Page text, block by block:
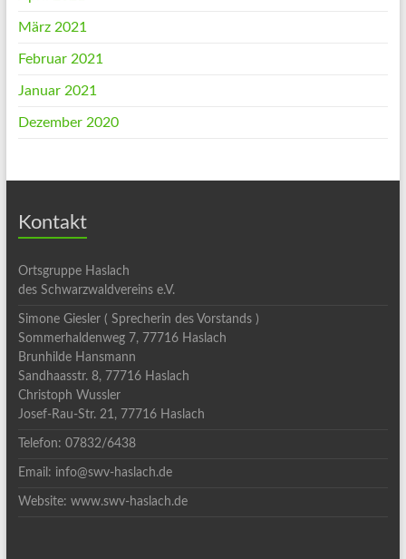
März 2021
Februar 2021
Januar 2021
Dezember 2020
Kontakt
Ortsgruppe Haslach
des Schwarzwaldvereins e.V.
Simone Giesler ( Sprecherin des Vorstands )
Sommerhaldenweg 7, 77716 Haslach
Brunhilde Hansmann
Sandhaasstr. 8, 77716 Haslach
Christoph Wussler
Josef-Rau-Str. 21, 77716 Haslach
Telefon: 07832/6438
Email: info@swv-haslach.de
Website: www.swv-haslach.de